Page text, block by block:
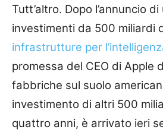
Tutt’altro. Dopo l’annuncio
investimenti da 500 miliardi
infrastrutture per
promessa del CEO di Apple
fabbriche sul suolo
investimento di altri 500
quattro anni, è arrivato ieri